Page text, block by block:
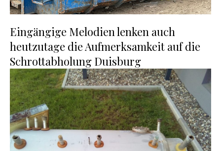
Eingängige Melodien lenken auch
heutzutage die Aufmerksamkeit auf die
Schrottabholung Duisburg